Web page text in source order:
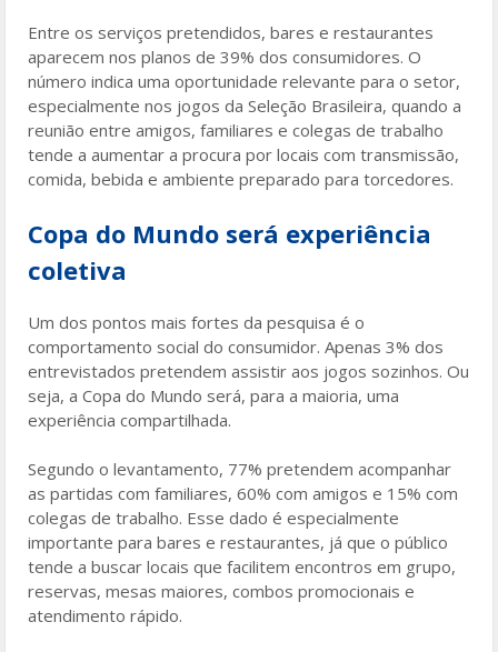
Entre os serviços pretendidos, bares e restaurantes
aparecem nos planos de 39% dos consumidores. O
número indica uma oportunidade relevante para o setor,
especialmente nos jogos da Seleção Brasileira, quando a
reunião entre amigos, familiares e colegas de trabalho
tende a aumentar a procura por locais com transmissão,
comida, bebida e ambiente preparado para torcedores.
Copa do Mundo será experiência
coletiva
Um dos pontos mais fortes da pesquisa é o
comportamento social do consumidor. Apenas 3% dos
entrevistados pretendem assistir aos jogos sozinhos. Ou
seja, a Copa do Mundo será, para a maioria, uma
experiência compartilhada.
Segundo o levantamento, 77% pretendem acompanhar
as partidas com familiares, 60% com amigos e 15% com
colegas de trabalho. Esse dado é especialmente
importante para bares e restaurantes, já que o público
tende a buscar locais que facilitem encontros em grupo,
reservas, mesas maiores, combos promocionais e
atendimento rápido.